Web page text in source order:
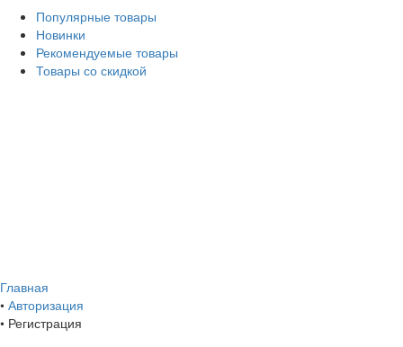
Популярные товары
Новинки
Рекомендуемые товары
Товары со скидкой
Главная
• Авторизация
• Регистрация